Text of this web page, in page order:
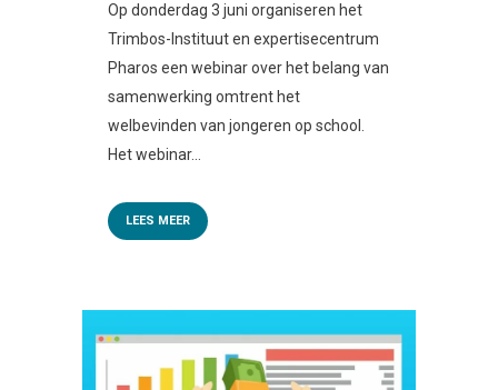
Op donderdag 3 juni organiseren het
Trimbos-Instituut en expertisecentrum
Pharos een webinar over het belang van
samenwerking omtrent het
welbevinden van jongeren op school.
Het webinar...
LEES MEER